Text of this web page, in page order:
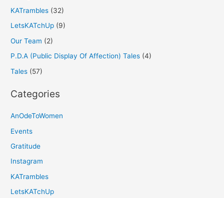
KATrambles (32)
LetsKATchUp (9)
Our Team (2)
P.D.A (Public Display Of Affection) Tales (4)
Tales (57)
Categories
AnOdeToWomen
Events
Gratitude
Instagram
KATrambles
LetsKATchUp